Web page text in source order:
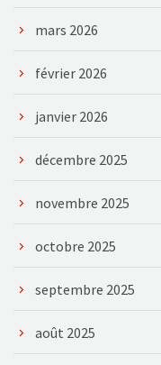
mars 2026
février 2026
janvier 2026
décembre 2025
novembre 2025
octobre 2025
septembre 2025
août 2025